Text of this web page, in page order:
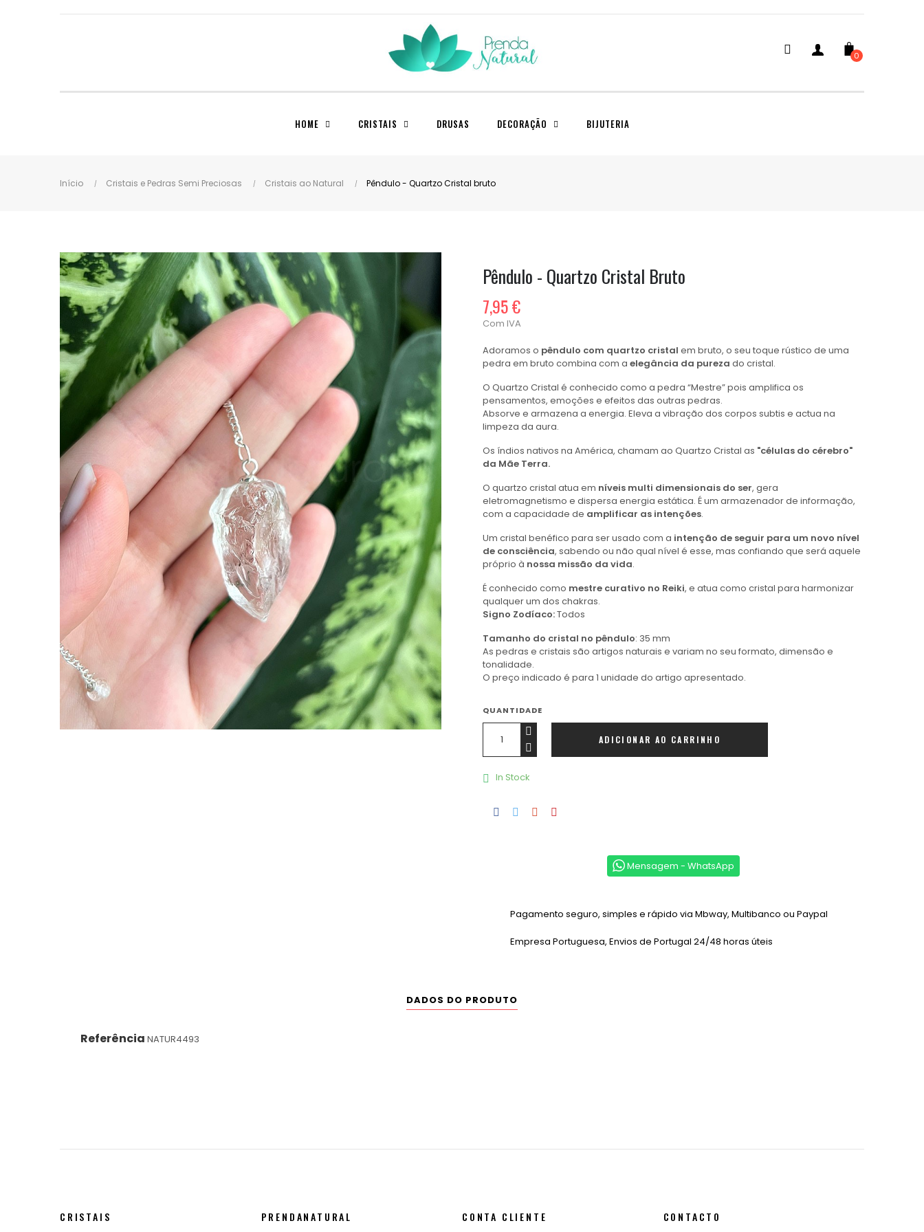
0
HOME CRISTAIS DRUSAS DECORAÇÃO BIJUTERIA
Início Cristais e Pedras Semi Preciosas Cristais ao Natural Pêndulo - Quartzo Cristal bruto
Pêndulo - Quartzo Cristal Bruto
7,95 €
Com IVA
Adoramos o pêndulo com quartzo cristal em bruto, o seu toque rústico de uma
pedra em bruto combina com a elegância da pureza do cristal.
O Quartzo Cristal é conhecido como a pedra “Mestre” pois amplifica os
pensamentos, emoções e efeitos das outras pedras.
Absorve e armazena a energia. Eleva a vibração dos corpos subtis e actua na
limpeza da aura.
Os índios nativos na América, chamam ao Quartzo Cristal as "células do cérebro"
da Mãe Terra.
O quartzo cristal atua em níveis multi dimensionais do ser, gera
eletromagnetismo e dispersa energia estática. É um armazenador de informação,
com a capacidade de amplificar as intenções.
Um cristal benéfico para ser usado com a intenção de seguir para um novo nível
de consciência, sabendo ou não qual nível é esse, mas confiando que será aquele
próprio à nossa missão da vida.
É conhecido como mestre curativo no Reiki, e atua como cristal para harmonizar
qualquer um dos chakras.
Signo Zodíaco:Todos
Tamanho do cristal no pêndulo: 35 mm
As pedras e cristais são artigos naturais e variam no seu formato, dimensão e
tonalidade.
O preço indicado é para 1 unidade do artigo apresentado.
QUANTIDADE
ADICIONAR AO CARRINHO
 In Stock
Mensagem - WhatsApp
Pagamento seguro, simples e rápido via Mbway, Multibanco ou Paypal
Empresa Portuguesa, Envios de Portugal 24/48 horas úteis
DADOS DO PRODUTO
Referência NATUR4493
CRISTAIS PRENDANATURAL CONTA CLIENTE CONTACTO